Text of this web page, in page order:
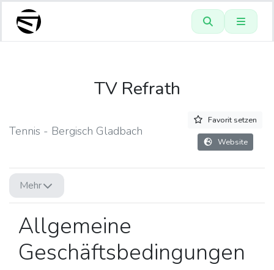
TV Refrath
Tennis - Bergisch Gladbach
Favorit setzen
Website
Mehr
Allgemeine
Geschäftsbedingungen